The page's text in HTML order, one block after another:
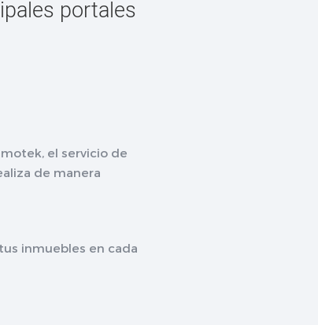
portales
el servicio de
de manera
inmuebles en cada